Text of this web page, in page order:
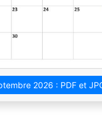
2026 : PDF et